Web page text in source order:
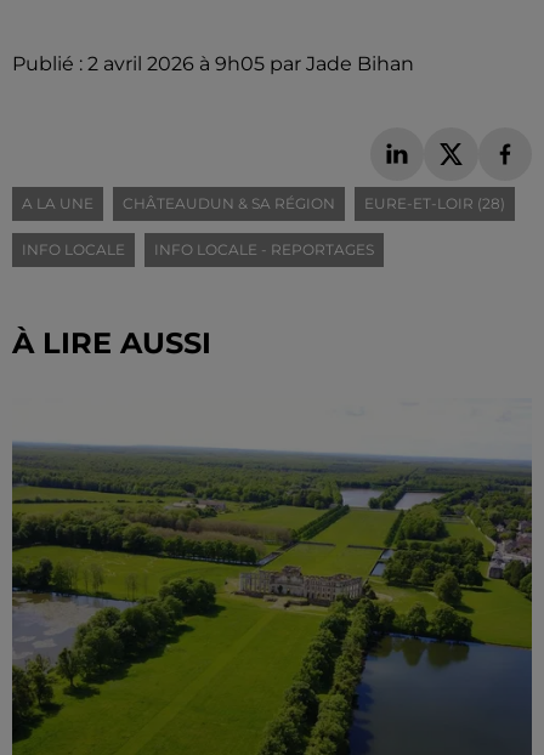
Publié : 2 avril 2026 à 9h05 par Jade Bihan
A LA UNE CHÂTEAUDUN & SA RÉGION EURE-ET-LOIR (28)
INFO LOCALE INFO LOCALE - REPORTAGES
À LIRE AUSSI